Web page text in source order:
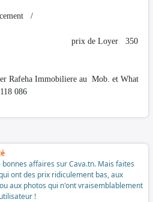
/
350
d
au Mob. et What
086
affaires sur Cava.tn. Mais faites
ont des prix ridiculement bas, aux
aux photos qui n'ont vraisemblablement
!